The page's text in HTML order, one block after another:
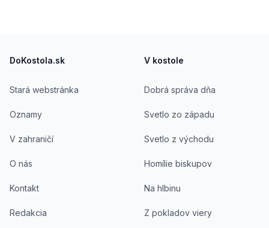
DoKostola.sk
Stará webstránka
Oznamy
V zahraničí
O nás
Kontakt
Redakcia
V kostole
Dobrá správa dňa
Svetlo zo západu
Svetlo z východu
Homílie biskupov
Na hlbinu
Z pokladov viery